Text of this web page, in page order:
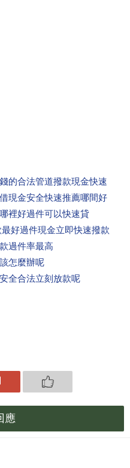
的合法管道撥款現金快速
現金安全快速推薦哪間好
裡好過件可以快速貸
好過件現金立即快速撥款
過件率最高
怎麼辦呢
全合法立刻放款呢
應